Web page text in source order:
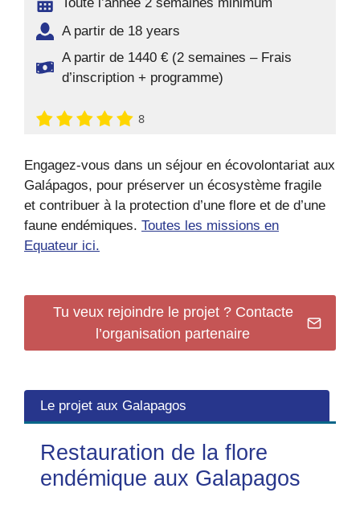
Toute l’année 2 semaines minimum
A partir de 18 years
A partir de 1440 € (2 semaines – Frais
d’inscription + programme)
8
Engagez-vous dans un séjour en écovolontariat aux
Galápagos, pour préserver un écosystème fragile
et contribuer à la protection d’une flore et de d’une
faune endémiques. Toutes les missions en
Equateur ici.
Tu veux rejoindre le projet ? Contacte
l’organisation partenaire
Le projet aux Galapagos
Restauration de la flore
endémique aux Galapagos